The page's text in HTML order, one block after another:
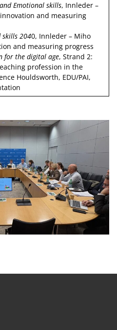
Emotional skills, Innleder –
and measuring
skills 2040, Innleder – Miho
and measuring progress
for the digital age, Strand 2:
profession in the
Houldsworth, EDU/PAI,